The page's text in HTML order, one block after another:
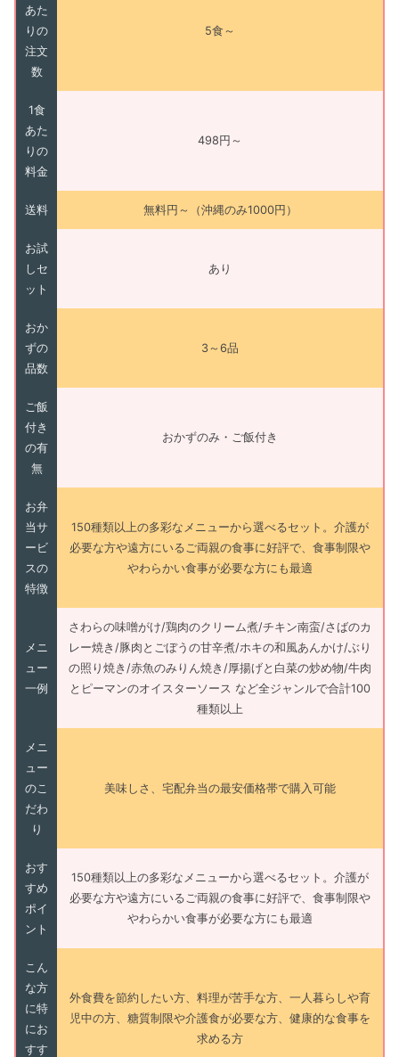
あた
りの
注文
数
5食～
1食
あた
りの
料金
498円～
送料 無料円～（沖縄のみ1000円）
お試
しセ
ット
あり
おか
ずの
品数
3～6品
ご飯
付き
の有
無
おかずのみ・ご飯付き
お弁
当サ
ービ
スの
特徴
150種類以上の多彩なメニューから選べるセット。介護が
必要な方や遠方にいるご両親の食事に好評で、食事制限や
やわらかい食事が必要な方にも最適
メニ
ュー
一例
さわらの味噌がけ/鶏肉のクリーム煮/チキン南蛮/さばのカ
レー焼き/豚肉とごぼうの甘辛煮/ホキの和風あんかけ/ぶり
の照り焼き/赤魚のみりん焼き/厚揚げと白菜の炒め物/牛肉
とピーマンのオイスターソース など全ジャンルで合計100
種類以上
メニ
ュー
のこ
だわ
り
美味しさ、宅配弁当の最安価格帯で購入可能
おす
すめ
ポイ
ント
150種類以上の多彩なメニューから選べるセット。介護が
必要な方や遠方にいるご両親の食事に好評で、食事制限や
やわらかい食事が必要な方にも最適
こん
な方
に特
にお
すす
外食費を節約したい方、料理が苦手な方、一人暮らしや育
児中の方、糖質制限や介護食が必要な方、健康的な食事を
求める方